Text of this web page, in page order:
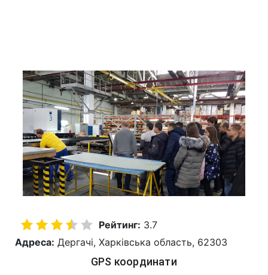
Рейтинг: 3.7
Адреса: Дергачі, Харківська область, 62303
GPS координати